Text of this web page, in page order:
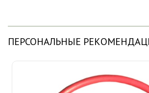
ПЕРСОНАЛЬНЫЕ